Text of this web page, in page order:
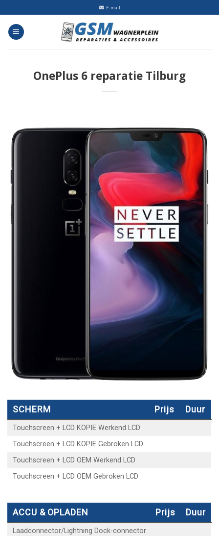
to
content
E-mail
OnePlus 6 reparatie Tilburg
SCHERM Prijs Duur
Touchscreen + LCD KOPIE Werkend LCD
Touchscreen + LCD KOPIE Gebroken LCD
Touchscreen + LCD OEM Werkend LCD
Touchscreen + LCD OEM Gebroken LCD
ACCU & OPLADEN Prijs Duur
Laadconnector/Lightning Dock-connector